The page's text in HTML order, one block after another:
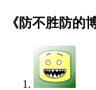
《防不胜防的